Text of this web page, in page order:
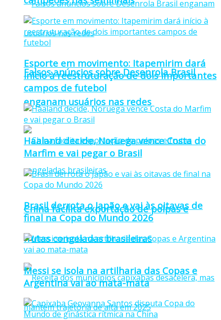
Falsos anúncios sobre Desenrola Brasil
enganam usuários nas redes
China facilita exportação de polpas e
frutas congeladas brasileiras
Esporte em movimento: Itapemirim dará
início à reestruturação de dois importantes
campos de futebol
Haaland decide, Noruega vence Costa do
Marfim e vai pegar o Brasil
Brasil derrota o Japão e vai às oitavas de
final na Copa do Mundo 2026
Messi se isola na artilharia das Copas e
Argentina vai ao mata-mata